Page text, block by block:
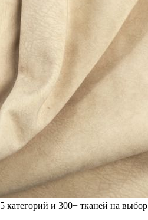
5 категорий и 300+ тканей на выбор